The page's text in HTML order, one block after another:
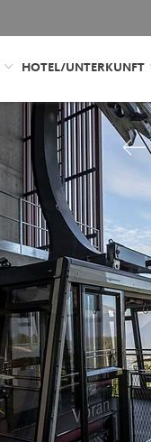
HOTEL/UNTERKUNFT